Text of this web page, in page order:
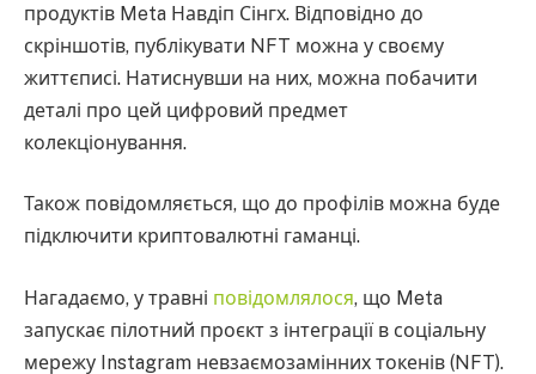
продуктів Meta Навдіп Сінгх. Відповідно до
скріншотів, публікувати NFT можна у своєму
життєписі. Натиснувши на них, можна побачити
деталі про цей цифровий предмет
колекціонування.
Також повідомляється, що до профілів можна буде
підключити криптовалютні гаманці.
Нагадаємо, у травні повідомлялося, що Meta
запускає пілотний проєкт з інтеграції в соціальну
мережу Instagram невзаємозамінних токенів (NFT).